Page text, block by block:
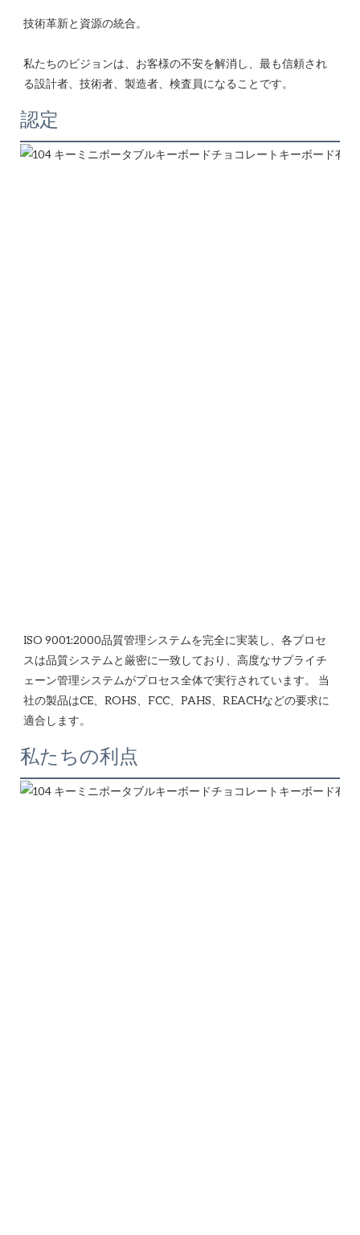
私たちのビジョンは、お客様の不安を解消し、最も信頼され
認定
ISO 9001:2000品質管理システムを完全に実装し、各プロセ
スは品質システムと厳密に一致しており、高度なサプライチ
ェーン管理システムがプロセス全体で実行されています。 当
社の製品はCE、ROHS、FCC、PAHS、REACHなどの要求に
私たちの利点